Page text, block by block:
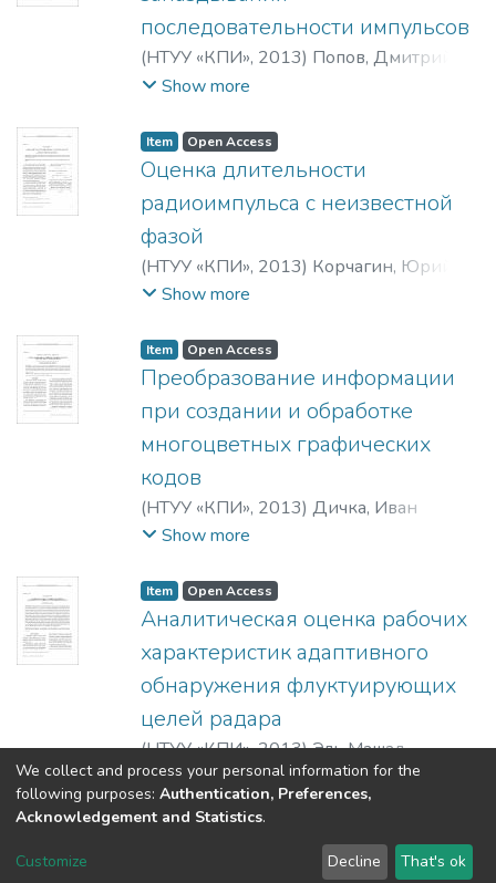
последовательности импульсов
(НТУУ «КПИ», 2013) Попов, Дмитрий
Иванович
Show more
Item Open Access
Оценка длительности
радиоимпульса с неизвестной
фазой
(НТУУ «КПИ», 2013) Корчагин, Юрий
Эдуардович
Show more
Item Open Access
Преобразование информации
при создании и обработке
многоцветных графических
кодов
(НТУУ «КПИ», 2013) Дичка, Иван
Андреевич;Новосад, Михаил
Show more
Item Open Access
Аналитическая оценка рабочих
характеристик адаптивного
обнаружения флуктуирующих
целей радара
(НТУУ «КПИ»,2013)Эль Машад,
Мохамед Б.
Show more
DSpace software copyright © 2002-2026 LYRASIS
We collect and process your personal information for the
following purposes: Authentication, Preferences,
Acknowledgement and Statistics.
Customize Decline That's ok